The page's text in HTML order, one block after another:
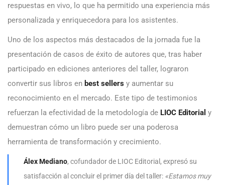
respuestas en vivo, lo que ha permitido una experiencia más
personalizada y enriquecedora para los asistentes.
Uno de los aspectos más destacados de la jornada fue la
presentación de casos de éxito de autores que, tras haber
participado en ediciones anteriores del taller, lograron
convertir sus libros en best sellers y aumentar su
reconocimiento en el mercado. Este tipo de testimonios
refuerzan la efectividad de la metodología de LIOC Editorial y
demuestran cómo un libro puede ser una poderosa
herramienta de transformación y crecimiento.
Álex Mediano, cofundador de LIOC Editorial, expresó su
satisfacción al concluir el primer día del taller: «Estamos muy